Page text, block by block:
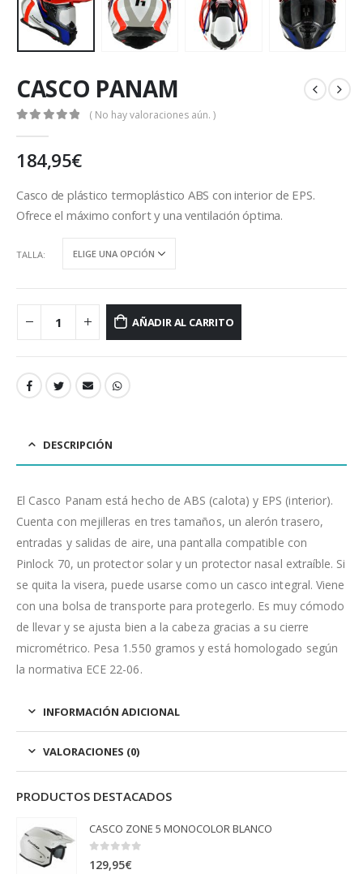
CASCO PANAM
( No hay valoraciones aún. )
184,95€
Casco de plástico termoplástico ABS con interior de EPS.
Ofrece el máximo confort y una ventilación óptima.
TALLA
AÑADIR AL CARRITO
DESCRIPCIÓN
El Casco Panam está hecho de ABS (calota) y EPS (interior).
Cuenta con mejilleras en tres tamaños, un alerón trasero,
entradas y salidas de aire, una pantalla compatible con
Pinlock 70, un protector solar y un protector nasal extraíble. Si
se quita la visera, puede usarse como un casco integral. Viene
con una bolsa de transporte para protegerlo. Es muy cómodo
de llevar y se ajusta bien a la cabeza gracias a su cierre
micrométrico. Pesa 1.550 gramos y está homologado según
la normativa ECE 22-06.
INFORMACIÓN ADICIONAL
VALORACIONES (0)
PRODUCTOS DESTACADOS
CASCO ZONE 5 MONOCOLOR BLANCO
0 out of 5
129,95€